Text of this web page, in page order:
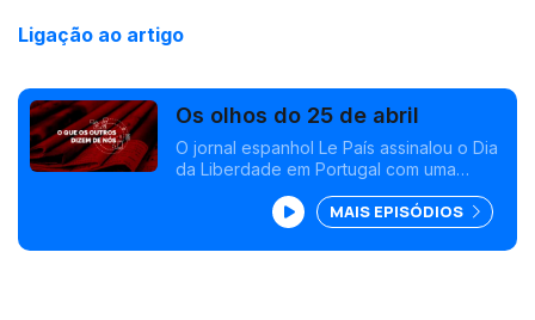
Ligação ao artigo
Os olhos do 25 de abril
O jornal espanhol Le País assinalou o Dia
da Liberdade em Portugal com uma
Alfredo Cunha.
MAIS EPISÓDIOS